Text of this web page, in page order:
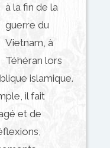
à la fin de la
guerre du
Vietnam, à
Téhéran lors
islamique.
il fait
et de